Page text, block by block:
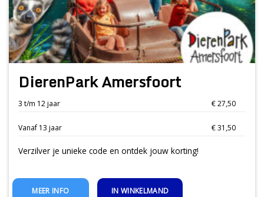
DierenPark Amersfoort
3 t/m 12 jaar € 27,50
Vanaf 13 jaar € 31,50
Verzilver je unieke code en ontdek jouw korting!
IN WINKELMAND
MEER INFO